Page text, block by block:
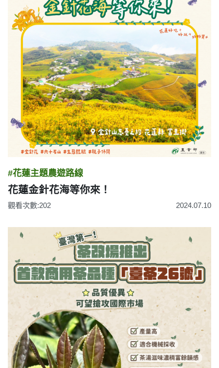
#花蓮主題農遊路線
花蓮金針花海等你來！
觀看次數:202 2024.07.10